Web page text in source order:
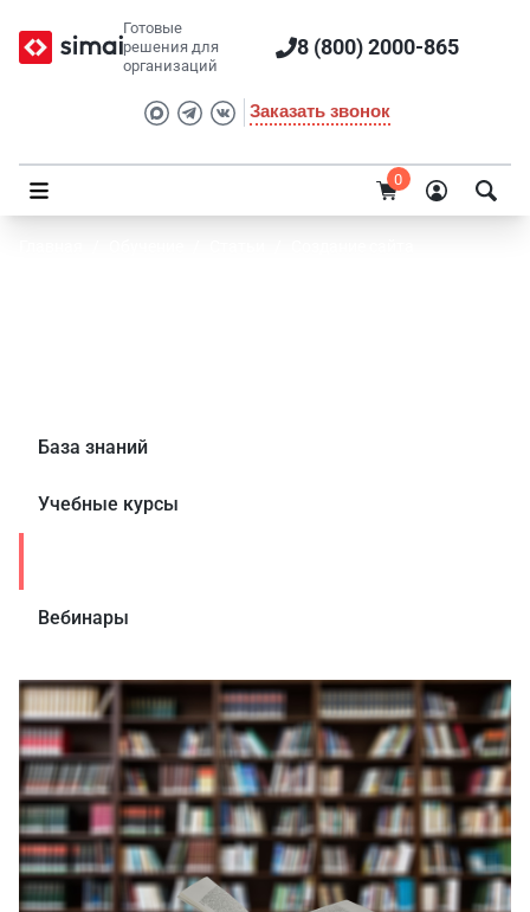
Готовые
решения для
организаций
8 (800) 2000-865
Заказать звонок
0
База знаний
Учебные курсы
Вебинары